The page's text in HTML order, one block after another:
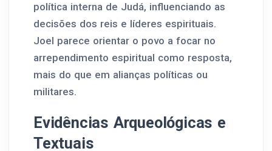
política interna de Judá, influenciando as
decisões dos reis e líderes espirituais.
Joel parece orientar o povo a focar no
arrependimento espiritual como resposta,
mais do que em alianças políticas ou
militares.
Evidências Arqueológicas e
Textuais